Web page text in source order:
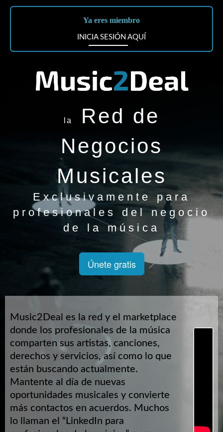
Ya eres miembro
INICIA SESIÓN AQUÍ
la
Red de
Negocios
Musicales
Exclusivamente para
profesionales del negocio
de la música
Únete gratis
Music2Deal es la red y el marketplace
donde los profesionales de la música
comparten sus artistas, canciones,
derechos y servicios, así como lo que
están buscando actualmente.
Mantente al día de nuevas
oportunidades musicales y convierte
más contactos en acuerdos. Muchos
lo llaman el “LinkedIn para